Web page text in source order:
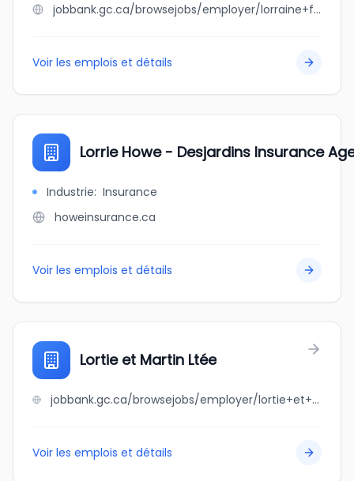
jobbank.gc.ca/browsejobs/employer/lorraine+fage/ca
Voir les emplois et détails
Lorrie Howe - Desjardins Insurance
Industrie: Insurance
howeinsurance.ca
Voir les emplois et détails
Lortie et Martin Ltée
jobbank.gc.ca/browsejobs/employer/lortie+et+martin+lt%C3%A9e/ca
Voir les emplois et détails